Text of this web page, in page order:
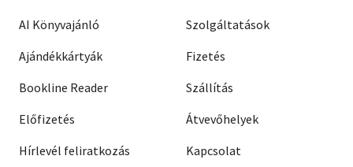
AI Könyvajánló
Ajándékkártyák
Bookline Reader
Előfizetés
Hírlevél feliratkozás
Szolgáltatások
Fizetés
Szállítás
Átvevőhelyek
Kapcsolat